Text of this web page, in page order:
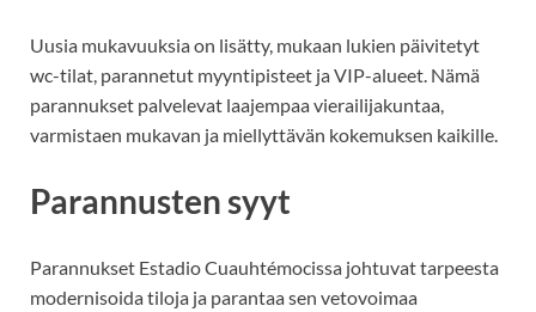
Uusia mukavuuksia on lisätty, mukaan lukien päivitetyt
wc-tilat, parannetut myyntipisteet ja VIP-alueet. Nämä
parannukset palvelevat laajempaa vierailijakuntaa,
varmistaen mukavan ja miellyttävän kokemuksen kaikille.
Parannusten syyt
Parannukset Estadio Cuauhtémocissa johtuvat tarpeesta
modernisoida tiloja ja parantaa sen vetovoimaa